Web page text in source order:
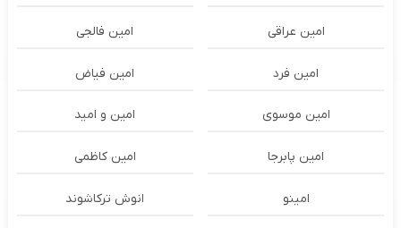
امین عراقی امین فالجی
امین فرد امین فیاض
امین موسوی امین و امید
امین پابرجا امین کاظمی
امینو انوش ترکاشوند